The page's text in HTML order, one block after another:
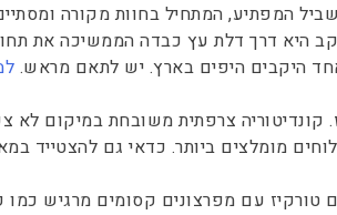
המפתיע, המתחיל בחוות מקורה
היא דרך דלת עץ כבדה הממשיכה את
היקבים היפים בארץ. יש לתאם מראש.
קונדיטוריה צרפתית משובחת במיקום
מומלצים ביותר. כדאי גם להצטייד
טורקיז עם מפרצונים קסומים מרגיש